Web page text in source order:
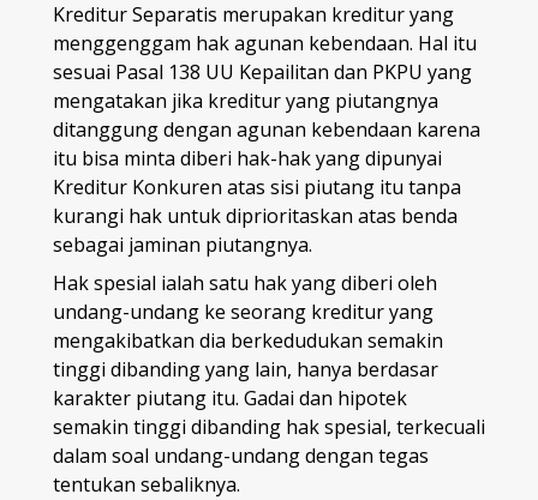
Kreditur Separatis merupakan kreditur yang
menggenggam hak agunan kebendaan. Hal itu
sesuai Pasal 138 UU Kepailitan dan PKPU yang
mengatakan jika kreditur yang piutangnya
ditanggung dengan agunan kebendaan karena
itu bisa minta diberi hak-hak yang dipunyai
Kreditur Konkuren atas sisi piutang itu tanpa
kurangi hak untuk diprioritaskan atas benda
sebagai jaminan piutangnya.
Hak spesial ialah satu hak yang diberi oleh
undang-undang ke seorang kreditur yang
mengakibatkan dia berkedudukan semakin
tinggi dibanding yang lain, hanya berdasar
karakter piutang itu. Gadai dan hipotek
semakin tinggi dibanding hak spesial, terkecuali
dalam soal undang-undang dengan tegas
tentukan sebaliknya.